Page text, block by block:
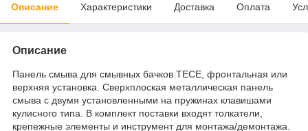
Описание Характеристики Доставка Оплата
Описание
Панель смыва для смывных бачков TECE, фронтальная или
верхняя установка. Сверхплоская металлическая панель
смыва с двумя установленными на пружинах клавишами
кулисного типа. В комплект поставки входят толкатели,
крепежные элементы и инструмент для монтажа/демонтажа.